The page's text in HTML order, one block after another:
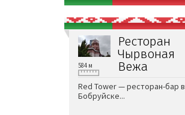
Ресторан
Чырвоная
Вежа
584 м
Red Tower — ресторан-бар в
Бобруйске...